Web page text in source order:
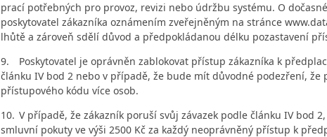
prací potřebných pro provoz, revizi nebo údržbu systému. O
poskytovatel zákazníka oznámením zveřejněným na stránce
lhůtě a zároveň sdělí důvod a předpokládanou délku pozastavení
9.
Poskytovatel je oprávněn zablokovat přístup zákazníka k
článku IV bod 2 nebo v případě, že bude mít důvodné podezření,
přístupového kódu více osob.
10. V případě, že zákazník poruší svůj závazek podle článku IV bod
smluvní pokuty ve výši 2500 Kč za každý neoprávněný přístup k